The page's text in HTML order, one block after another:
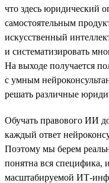
что здесь юридический
самостоятельным
искусственный
и систематизировать
На выходе получается
с умным
решать различные
Обучать правового ИИ
каждый ответ
Поэтому мы берем
понятна вся специфика,
масштабируемой ИТ-